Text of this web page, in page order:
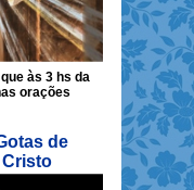
às 3 hs da
orações
de